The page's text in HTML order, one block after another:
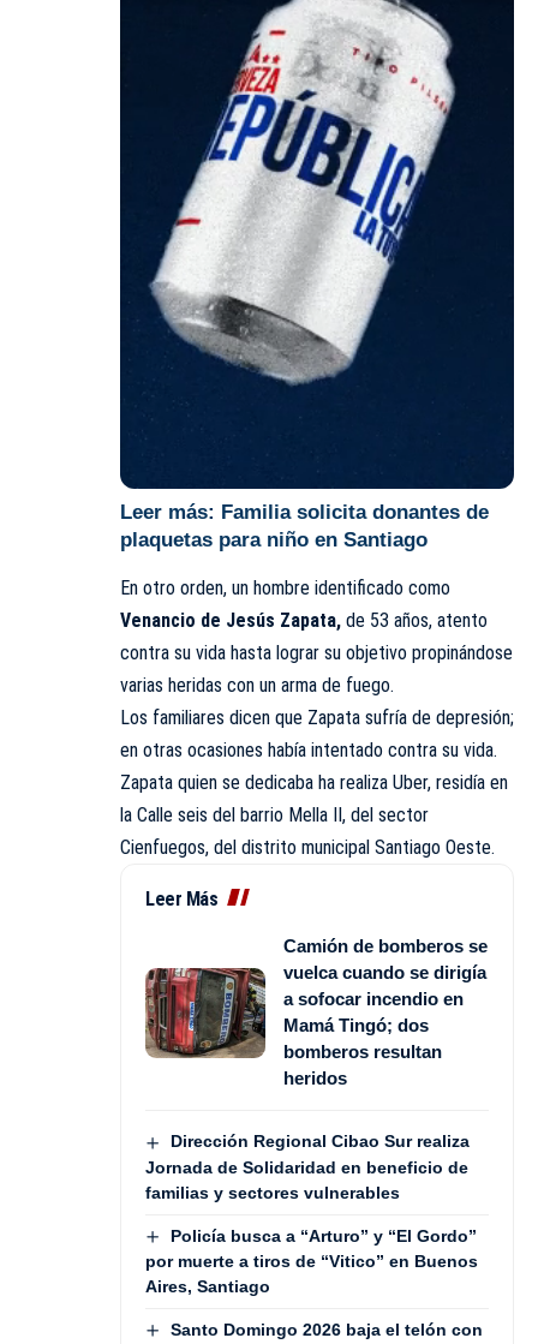
Leer más: Familia solicita donantes de
plaquetas para niño en Santiago
En otro orden, un hombre identificado como
Venancio de Jesús Zapata, de 53 años, atento
contra su vida hasta lograr su objetivo propinándose
varias heridas con un arma de fuego.
Los familiares dicen que Zapata sufría de depresión;
en otras ocasiones había intentado contra su vida.
Zapata quien se dedicaba ha realiza Uber, residía en
la Calle seis del barrio Mella II, del sector
Cienfuegos, del distrito municipal Santiago Oeste.
Leer Más
Camión de bomberos se
vuelca cuando se dirigía
a sofocar incendio en
Mamá Tingó; dos
bomberos resultan
heridos
Dirección Regional Cibao Sur realiza
Jornada de Solidaridad en beneficio de
familias y sectores vulnerables
Policía busca a “Arturo” y “El Gordo”
por muerte a tiros de “Vitico” en Buenos
Aires, Santiago
Santo Domingo 2026 baja el telón con